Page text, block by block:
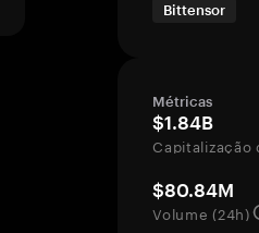
Bittensor
Métricas
$1.84B
$80.84M
Volume (24h)